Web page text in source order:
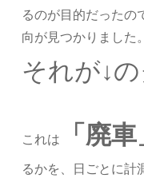
るのが目的だったの
向が見つかりました。
それが↓
これは 「廃車
るかを、日ごとに計